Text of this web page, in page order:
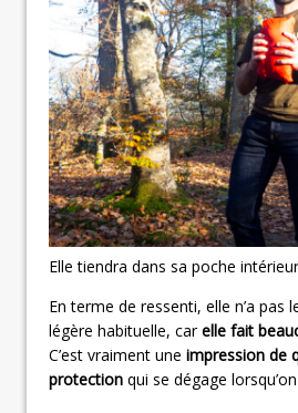
Elle tiendra dans sa poche
En terme de ressenti, elle n’a pas
légère habituelle, carelle fait
C’est vraiment une impression de
protection qui se dégage